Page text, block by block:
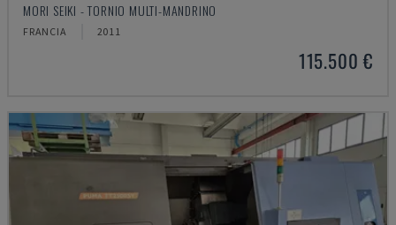
MORI SEIKI - TORNIO MULTI-MANDRINO
FRANCIA 2011
115.500 €